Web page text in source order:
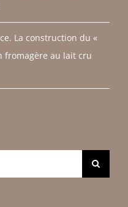
La construction du «
fromagère au lait cru